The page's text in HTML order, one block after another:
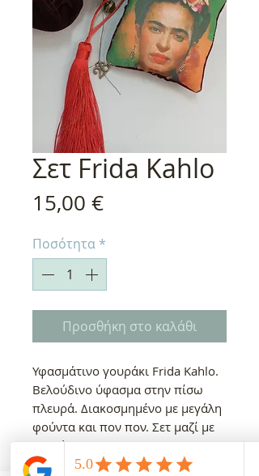
Σετ Frida Kahlo
15,00 €Τιμή
Ποσότητα*
Προσθήκη στο καλάθι
Υφασμάτινο γουράκι Frida Kahlo.
Βελούδινο ύφασμα στην πίσω
πλευρά. Διακοσμημένο με μεγάλη
φούντα και πον πον. Σετ μαζί με
βελούδινο scrunchie